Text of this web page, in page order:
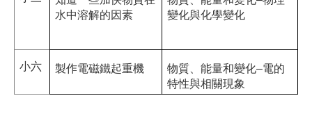
水中溶解的因素
變化與化學變化
小六 製作電磁鐵起重機 物質、 能量和變化–電的
特性與相關現象